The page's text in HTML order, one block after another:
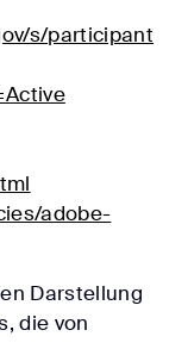
s/participant
adobe-
Darstellung
die von